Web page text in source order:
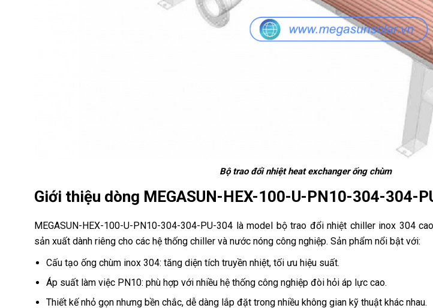
Bộ trao đổi nhiệt heat exchanger ống chùm
Giới thiệu dòng MEGASUN-HEX-100-U-PN10-304-304-
MEGASUN-HEX-100-U-PN10-304-304-PU-304 là model bộ trao đổi nhiệt chiller inox 304
sản xuất dành riêng cho các hệ thống chiller và nước nóng công nghiệp. Sản phẩm nổi bật với:
Cấu tạo ống chùm inox 304: tăng diện tích truyền nhiệt, tối ưu hiệu suất.
Áp suất làm việc PN10: phù hợp với nhiều hệ thống công nghiệp đòi hỏi áp lực cao.
Thiết kế nhỏ gọn nhưng bền chắc, dễ dàng lắp đặt trong nhiều không gian kỹ thuật khác nhau.